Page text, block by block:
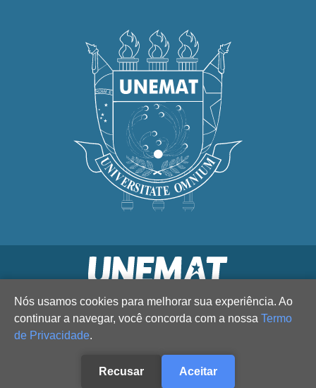
Nós usamos cookies para melhorar sua experiência. Ao
continuar a navegar, você concorda com a nossa Termo
de Privacidade.
Recusar Aceitar